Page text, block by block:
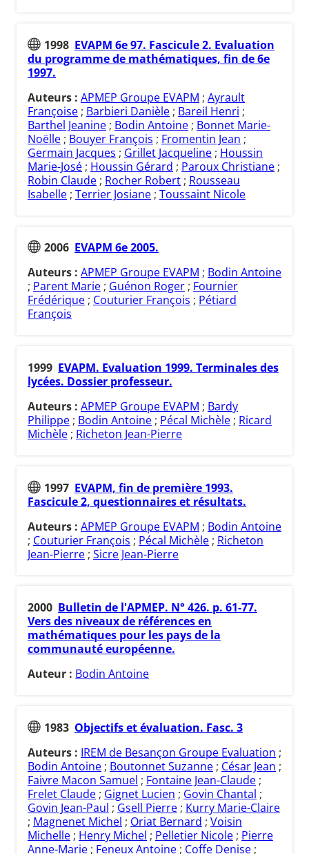
1998 EVAPM 6e 97. Fascicule 2. Evaluation
du programme de mathématiques, fin de 6e
1997.
Auteurs : APMEP Groupe EVAPM ; Ayrault
Françoise ; Barbieri Danièle ; Bareil Henri ;
Barthel Jeanine ; Bodin Antoine ; Bonnet Marie-
Noëlle ; Bouyer François ; Fromentin Jean ;
Germain Jacques ; Grillet Jacqueline ; Houssin
Marie-José ; Houssin Gérard ; Paroux Christiane ;
Robin Claude ; Rocher Robert ; Rousseau
Isabelle ; Terrier Josiane ; Toussaint Nicole
2006 EVAPM 6e 2005.
Auteurs : APMEP Groupe EVAPM ; Bodin Antoine
; Parent Marie ; Guénon Roger ; Fournier
Frédérique ; Couturier François ; Pétiard
François
1999 EVAPM. Evaluation 1999. Terminales des
lycées. Dossier professeur.
Auteurs : APMEP Groupe EVAPM ; Bardy
Philippe ; Bodin Antoine ; Pécal Michèle ; Ricard
Michèle ; Richeton Jean-Pierre
1997 EVAPM, fin de première 1993.
Fascicule 2, questionnaires et résultats.
Auteurs : APMEP Groupe EVAPM ; Bodin Antoine
; Couturier François ; Pécal Michèle ; Richeton
Jean-Pierre ; Sicre Jean-Pierre
2000 Bulletin de l'APMEP. N° 426. p. 61-77.
Vers des niveaux de références en
mathématiques pour les pays de la
communauté européenne.
Auteur : Bodin Antoine
1983 Objectifs et évaluation. Fasc. 3
Auteurs : IREM de Besançon Groupe Evaluation ;
Bodin Antoine ; Boutonnet Suzanne ; César Jean ;
Faivre Macon Samuel ; Fontaine Jean-Claude ;
Frelet Claude ; Gignet Lucien ; Govin Chantal ;
Govin Jean-Paul ; Gsell Pierre ; Kurry Marie-Claire
; Magnenet Michel ; Oriat Bernard ; Voisin
Michelle ; Henry Michel ; Pelletier Nicole ; Pierre
Anne-Marie ; Feneux Antoine ; Coffe Denise ;